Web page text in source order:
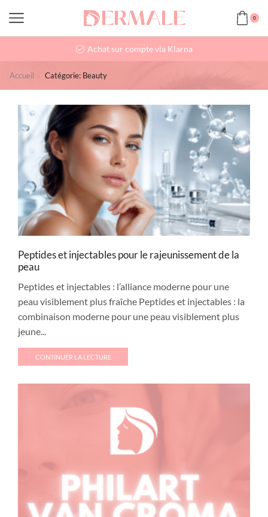
0
Achat sur compte via Klarna
Accueil Catégorie: Beauty
Peptides et injectables pour le rajeunissement de la
peau
Peptides et injectables : l’alliance moderne pour une
peau visiblement plus fraîche Peptides et injectables : la
combinaison moderne pour une peau visiblement plus
jeune...
CONTINUER LA LECTURE